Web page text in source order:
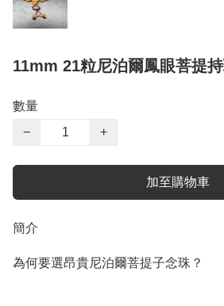
11mm 21粒尼泊爾鳳眼菩提
數量
−
+
加至購物車
簡介
為何要選昂貴尼泊爾菩提子念珠？